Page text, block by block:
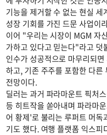
기능을 제거할 수 없는 현실
성장 기회를 가진 드문 사업이
이어 "우리는 시장이 MGM 자
가하고 있다고 믿는다"라고 덧
인수가 성공적으로 마무리되
하고, 기존 주주를 포함한 다
전망이다.
딜러는 과거 파라마운트 픽처
등 히트작을 쏟아내며 파라마
어 황제'로 불리는 루퍼트 머
기도 했다. 여행 플랫폼 익스